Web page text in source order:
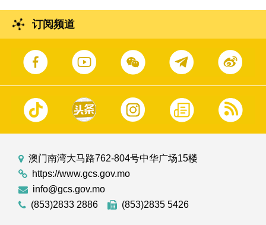
订阅频道
澳门南湾大马路762-804号中华广场15楼
https://www.gcs.gov.mo
info@gcs.gov.mo
(853)2833 2886
(853)2835 5426